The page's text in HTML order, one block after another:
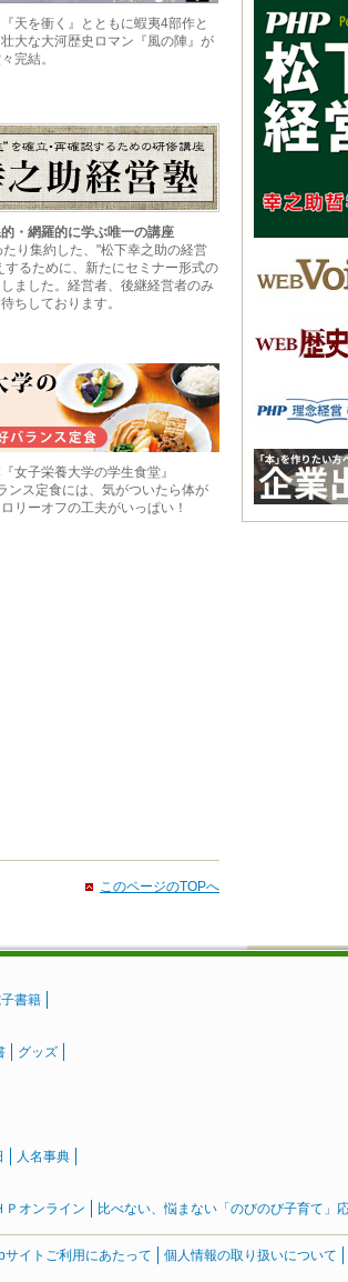
『天を衝く』とともに蝦夷4部作と
大な大河歴史ロマン『風の陣』が
完結。
・網羅的に学ぶ唯一の講座
り集約した、"松下幸之助の経営
するために、新たにセミナー形式の
ました。経営者、後継経営者のみ
ちしております。
女子栄養大学の学生食堂』
ンス定食には、気がついたら体が
リーオフの工夫がいっぱい！
このページのTOPへ
書籍
グッズ
人名事典
Ｐオンライン 比べない、悩まない「のびのび子育て」
サイトご利用にあたって 個人情報の取り扱いについて